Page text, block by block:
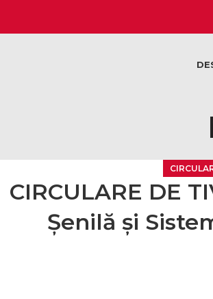
CIRCULARE DE
Șenilă și